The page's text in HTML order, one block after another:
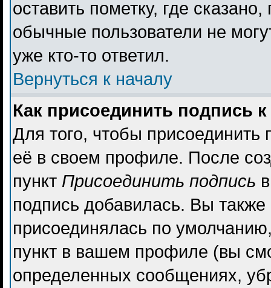
оставить пометку, где
обычные пользователи не
уже кто-то ответил.
Вернуться к началу
Как присоединить подпись
Для того, чтобы
её в своем профиле. После
пункт Присоединить подпись
подпись добавилась. Вы
присоединялась по
пункт в вашем профиле (вы
определенных сообщениях,